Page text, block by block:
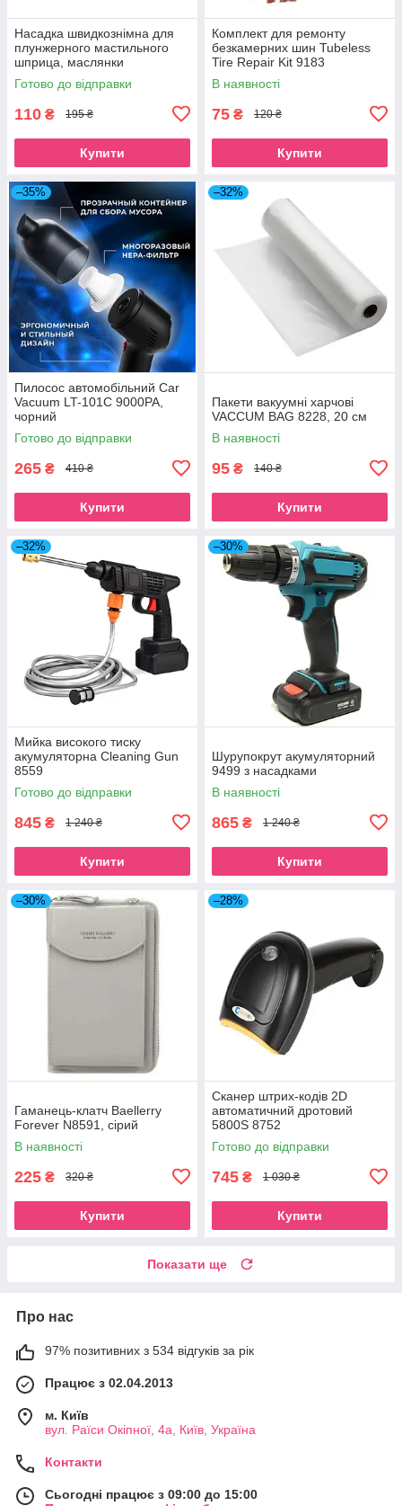
Насадка швидкознімна для
плунжерного мастильного
шприца, маслянки
Готово до відправки
110 ₴ 195 ₴
Купити
Комплект для ремонту
безкамерних шин Tubeless
Tire Repair Kit 9183
В наявності
75 ₴ 120 ₴
Купити
–35%
Пилосос автомобільний Car
Vacuum LT-101C 9000PA,
чорний
Готово до відправки
265 ₴ 410 ₴
Купити
–32%
Пакети вакуумні харчові
VACCUM BAG 8228, 20 см
В наявності
95 ₴ 140 ₴
Купити
–32%
Мийка високого тиску
акумуляторна Cleaning Gun
8559
Готово до відправки
845 ₴ 1 240 ₴
Купити
–30%
Шурупокрут акумуляторний
9499 з насадками
В наявності
865 ₴ 1 240 ₴
Купити
–30%
Гаманець-клатч Baellerry
Forever N8591, сірий
В наявності
225 ₴ 320 ₴
Купити
–28%
Сканер штрих-кодів 2D
автоматичний дротовий
5800S 8752
Готово до відправки
745 ₴ 1 030 ₴
Купити
Показати ще
Про нас
97% позитивних з 534 відгуків за рік
Працює з 02.04.2013
м. Київ
вул. Раїси Окіпної, 4а, Київ, Україна
Контакти
Сьогодні працює з 09:00 до 15:00